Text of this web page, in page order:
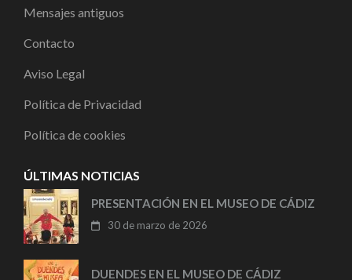
Mensajes antiguos
Contacto
Aviso Legal
Política de Privacidad
Política de cookies
ÚLTIMAS NOTICIAS
PRESENTACIÓN EN EL MUSEO DE CÁDIZ
30 de marzo de 2026
DUENDES EN EL MUSEO DE CÁDIZ